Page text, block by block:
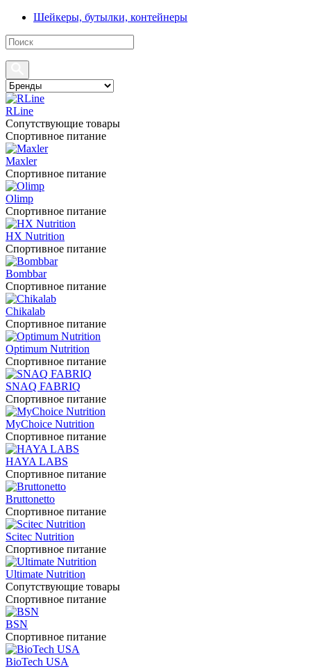
Шейкеры, бутылки, контейнеры
RLine
Сопутствующие товары
Спортивное питание
Maxler
Спортивное питание
Olimp
Спортивное питание
HX Nutrition
Спортивное питание
Bombbar
Спортивное питание
Chikalab
Спортивное питание
Optimum Nutrition
Спортивное питание
SNAQ FABRIQ
Спортивное питание
MyChoice Nutrition
Спортивное питание
HAYA LABS
Спортивное питание
Bruttonetto
Спортивное питание
Scitec Nutrition
Спортивное питание
Ultimate Nutrition
Сопутствующие товары
Спортивное питание
BSN
Спортивное питание
BioTech USA